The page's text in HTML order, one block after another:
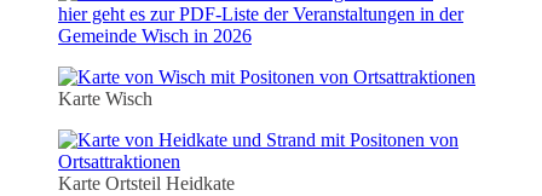
hier geht es zur PDF-Liste der Veranstaltungen in der
Gemeinde Wisch in 2026
Karte Wisch
Karte Ortsteil Heidkate